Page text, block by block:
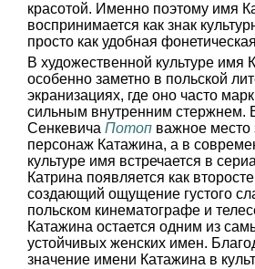
красотой. Именно поэтому имя
воспринимается как знак
просто как удобная
В художественной культуре имя
особенно заметно в польской
экранизациях, где оно часто
сильным внутренним стержнем.
Сенкевича Потоп важное место
персонаж Катажина, а в
культуре имя встречается в
Катрина появляется как
создающий ощущение густого
польском кинематографе и
Катажина остается одним из
устойчивых женских имен.
значение имени Катажина в